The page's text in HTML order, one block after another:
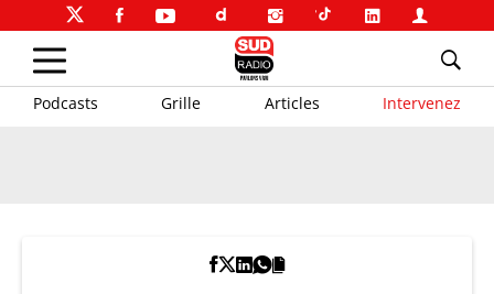
Podcasts Grille Articles Intervenez